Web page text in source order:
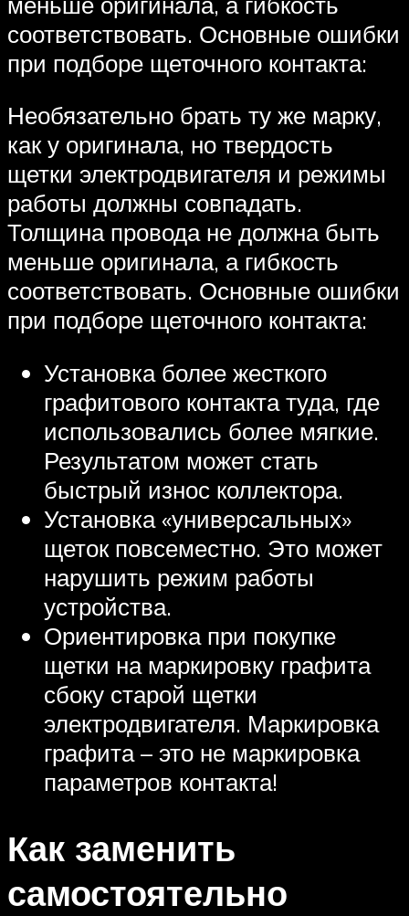
соответствовать. Основные ошибки
при подборе щеточного контакта:
Необязательно брать ту же марку,
как у оригинала, но твердость
щетки электродвигателя и режимы
работы должны совпадать.
Толщина провода не должна быть
меньше оригинала, а гибкость
соответствовать. Основные ошибки
при подборе щеточного контакта:
Установка более жесткого
графитового контакта туда, где
использовались более мягкие.
Результатом может стать
быстрый износ коллектора.
Установка «универсальных»
щеток повсеместно. Это может
нарушить режим работы
устройства.
Ориентировка при покупке
щетки на маркировку графита
сбоку старой щетки
электродвигателя. Маркировка
графита – это не маркировка
параметров контакта!
Как заменить
самостоятельно